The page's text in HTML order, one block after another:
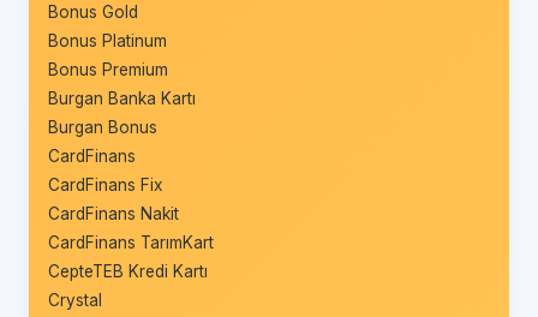
Bonus Gold
Bonus Platinum
Bonus Premium
Burgan Banka Kartı
Burgan Bonus
CardFinans
CardFinans Fix
CardFinans Nakit
CardFinans TarımKart
CepteTEB Kredi Kartı
Crystal